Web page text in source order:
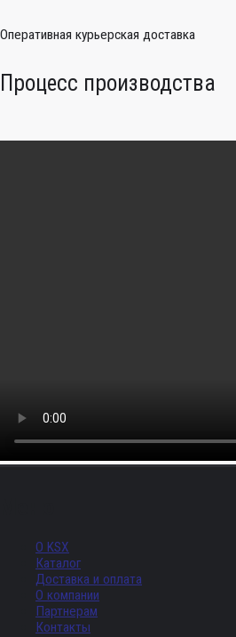
Оперативная курьерская доставка
Процесс производства
О KSX
Каталог
Доставка и оплата
О компании
Партнерам
Контакты